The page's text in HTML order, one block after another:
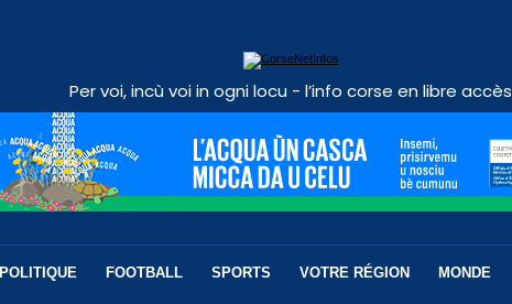
Per voi, incù voi in ogni locu - l’info corse en libre accès
POLITIQUE FOOTBALL SPORTS VOTRE RÉGION MONDE